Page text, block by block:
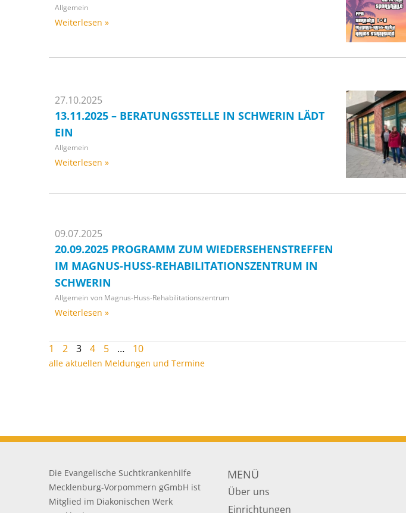
Allgemein
Weiterlesen »
27.10.2025
13.11.2025 – BERATUNGSSTELLE IN SCHWERIN LÄDT
EIN
Allgemein
Weiterlesen »
09.07.2025
20.09.2025 PROGRAMM ZUM WIEDERSEHENSTREFFEN
IM MAGNUS-HUSS-REHABILITATIONSZENTRUM IN
SCHWERIN
Allgemein von Magnus-Huss-Rehabilitationszentrum
Weiterlesen »
1 2 3 4 5 … 10
alle aktuellen Meldungen und Termine
Die Evangelische Suchtkrankenhilfe
Mecklenburg-Vorpommern gGmbH ist
Mitglied im Diakonischen Werk
MENÜ
Über uns
Einrichtungen